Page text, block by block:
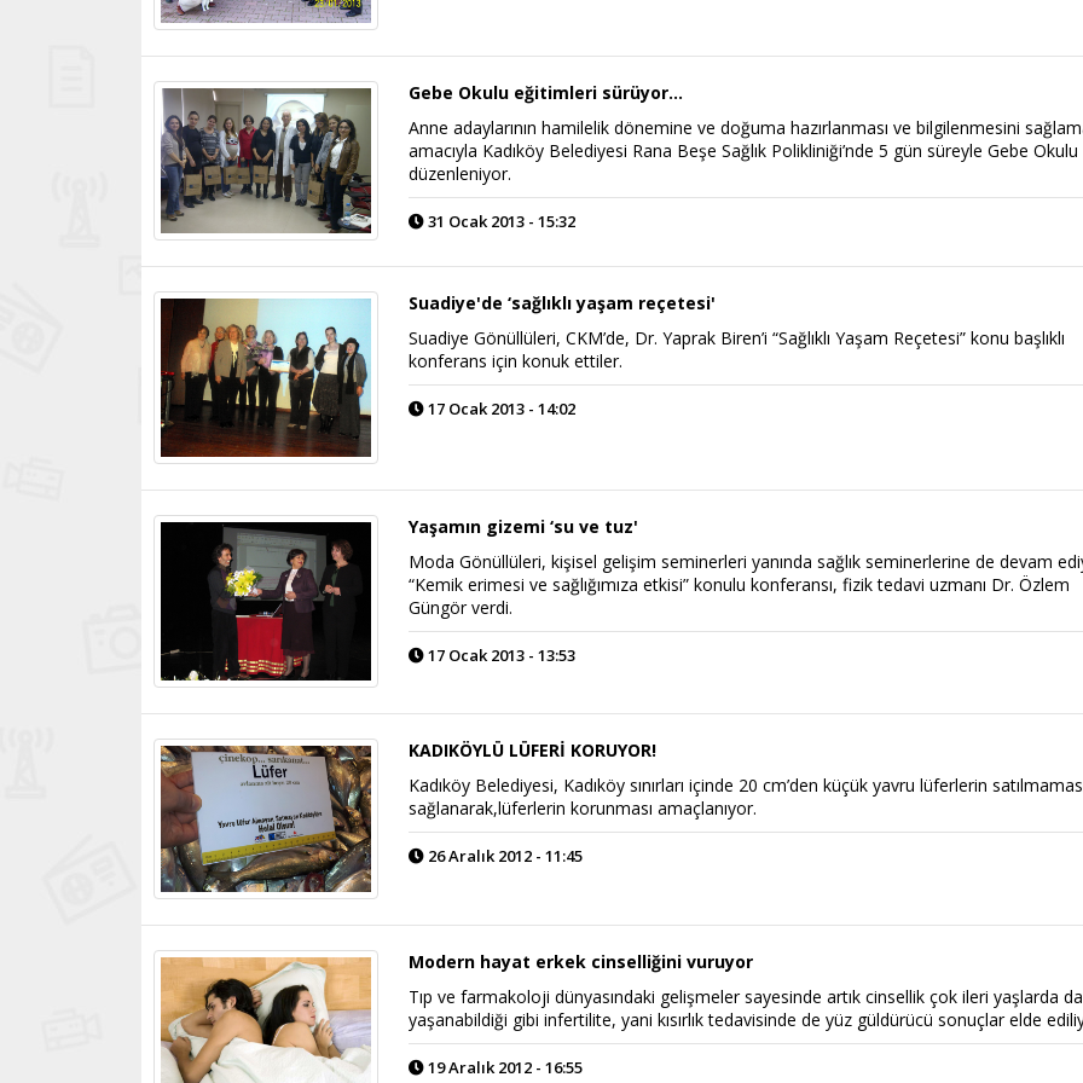
Gebe Okulu eğitimleri sürüyor…
Anne adaylarının hamilelik dönemine ve doğuma hazırlanması ve bilgilenmesini
amacıyla Kadıköy Belediyesi Rana Beşe Sağlık Polikliniği’nde 5 gün süreyle Gebe Okulu
düzenleniyor.
31 Ocak 2013 - 15:32
Suadiye'de ‘sağlıklı yaşam reçetesi'
Suadiye Gönüllüleri, CKM’de, Dr. Yaprak Biren’i “Sağlıklı Yaşam Reçetesi” konu başlıklı
konferans için konuk ettiler.
17 Ocak 2013 - 14:02
Yaşamın gizemi ‘su ve tuz'
Moda Gönüllüleri, kişisel gelişim seminerleri yanında sağlık seminerlerine de devam
“Kemik erimesi ve sağlığımıza etkisi” konulu konferansı, fizik tedavi uzmanı Dr. Özlem
Güngör verdi.
17 Ocak 2013 - 13:53
KADIKÖYLÜ LÜFERİ KORUYOR!
Kadıköy Belediyesi, Kadıköy sınırları içinde 20 cm’den küçük yavru lüferlerin
sağlanarak,lüferlerin korunması amaçlanıyor.
26 Aralık 2012 - 11:45
Modern hayat erkek cinselliğini vuruyor
Tıp ve farmakoloji dünyasındaki gelişmeler sayesinde artık cinsellik çok ileri yaşlarda da
yaşanabildiği gibi infertilite, yani kısırlık tedavisinde de yüz güldürücü sonuçlar elde
19 Aralık 2012 - 16:55
Şarkısı